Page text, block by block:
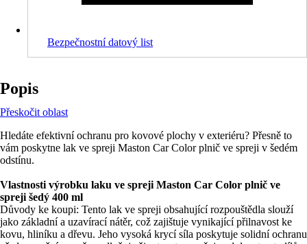
Bezpečnostní datový list
Popis
Přeskočit oblast
Hledáte efektivní ochranu pro kovové plochy v exteriéru? Přesně to
vám poskytne lak ve spreji Maston Car Color plnič ve spreji v šedém
odstínu.
Vlastnosti výrobku laku ve spreji Maston Car Color plnič ve
spreji šedý 400 ml
Důvody ke koupi: Tento lak ve spreji obsahující rozpouštědla slouží
jako základní a uzavírací nátěr, což zajištuje vynikající přilnavost ke
kovu, hliníku a dřevu. Jeho vysoká krycí síla poskytuje solidní ochranu